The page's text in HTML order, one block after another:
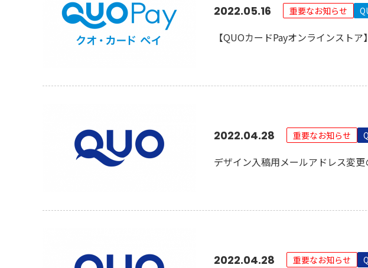
2022.05.16 重要なお知らせ
【QUOカードPayオンラインスト
2022.04.28 重要なお知らせ
デザイン入稿用メールアドレス変
2022.04.28 重要なお知らせ